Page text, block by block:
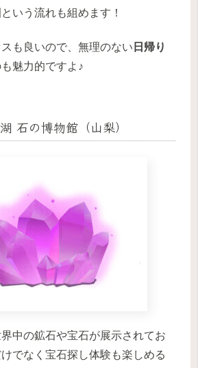
いう流れも組めます！
も良いので、無理のない 日帰り
魅力的ですよ♪
石の博物館（山梨）
中の鉱石や宝石が展示されてお
でなく宝石探し体験も楽しめる